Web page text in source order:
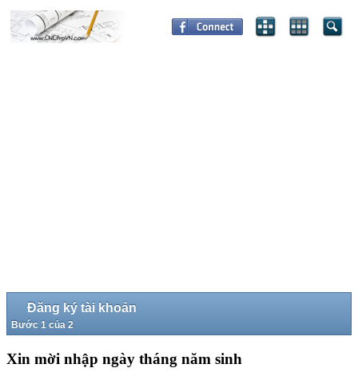
Đăng ký tài khoản
Bước 1 của 2
Xin mời nhập ngày tháng năm sinh